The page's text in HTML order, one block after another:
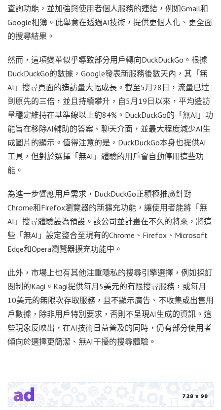
查詢功能，並加強與使用者個人服務的連結，例如Gmail和
Google相簿。此舉意在透過AI技術，提供更個人化、更全面
的搜尋結果。
然而，這項變革似乎導致部分用戶轉向DuckDuckGo。根據
DuckDuckGo的數據，Google發表新服務後數天內，其「無
AI」搜尋頁面的造訪量大幅成長。截至5月28日，流量已達
到原先的三倍，並且持續攀升，自5月19日以來，平均造訪
量穩定維持在基準線以上約84%。DuckDuckGo的「無AI」功
能旨在移除AI輔助的答案、聊天介面，並最大程度減少AI生
成圖片的顯示。值得注意的是，DuckDuckGo本身也提供AI
工具，但對於選擇「無AI」體驗的用戶會自動停用這些功
能。
為進一步響應用戶需求，DuckDuckGo正積極推廣針對
Chrome和Firefox瀏覽器的新擴充功能，讓使用者能將「無
AI」搜尋體驗設為預設。該公司並計畫在不久的將來，將這
些「無AI」設定整合至現有的Chrome、Firefox、Microsoft
Edge和Opera瀏覽器擴充功能中。
此外，市場上也有其他注重隱私的搜尋引擎選擇，例如採訂
閱制的Kagi。Kagi提供每月5美元的有限搜尋服務，或每月
10美元的無限次存取服務，且不顯示廣告、不收集或出售用
戶數據，除非用戶特別要求，否則不呈現AI生成的資訊。這
些現象反映出，在AI技術日益普及的同時，仍有部分使用者
傾向於選擇更簡潔、無AI干擾的搜尋體驗。